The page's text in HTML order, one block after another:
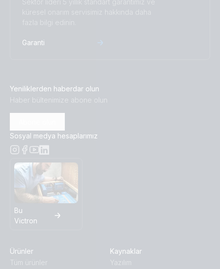
Sektör lideri 5 yıllık standart garantimiz ve
küresel onarım servisimiz hakkında daha
fazla bilgi edinin.
Garanti
Yeniliklerden haberdar olun
Haber bültenimize abone olun
Sosyal medya hesaplarımız
Bu
Victron
Ürünler
Tüm ürünler
Kaynaklar
Yazılım